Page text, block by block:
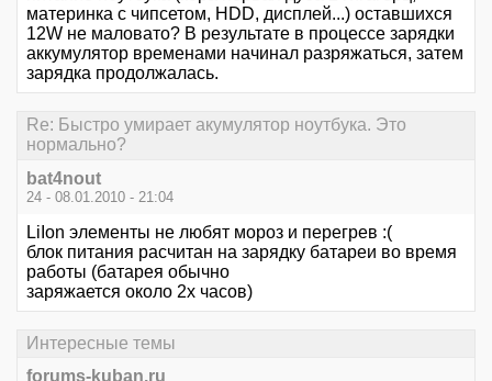
материнка с чипсетом, HDD, дисплей...) оставшихся
12W не маловато? В результате в процессе зарядки
аккумулятор временами начинал разряжаться, затем
зарядка продолжалась.
Re: Быстро умирает акумулятор ноутбука. Это
нормально?
bat4nout
24 - 08.01.2010 - 21:04
LiIon элементы не любят мороз и перегрев :(
блок питания расчитан на зарядку батареи во время
работы (батарея обычно
заряжается около 2х часов)
Интересные темы
forums-kuban.ru